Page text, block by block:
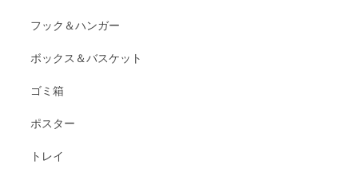
フック＆ハンガー
ボックス＆バスケット
ゴミ箱
ポスター
トレイ